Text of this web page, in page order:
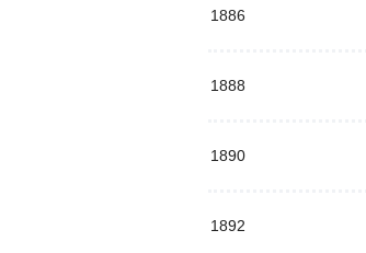
1886
1888
1890
1892